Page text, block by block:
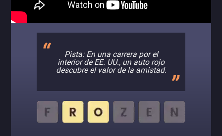
Pista: En una carrera por el
interior de EE. UU., un auto rojo
descubre el valor de la amistad.